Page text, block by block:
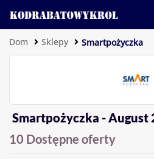
Dom Sklepy Smartpożyczka
Smartpożyczka - August
10 Dostępne oferty